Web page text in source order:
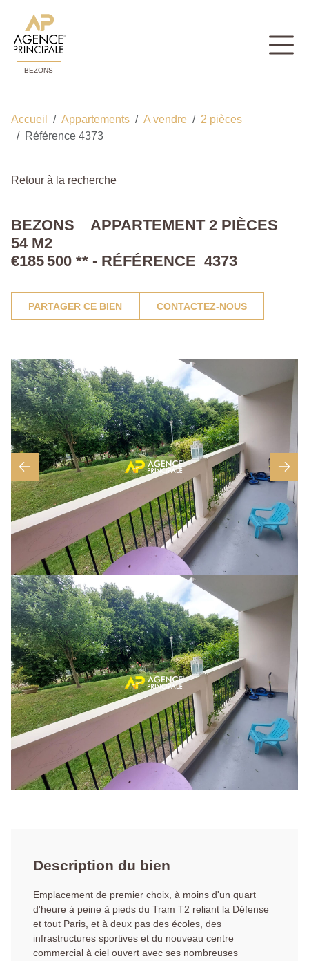
BEZONS
Accueil Appartements A vendre
2 pièces
Référence 4373
Retour à la recherche
BEZONS _ APPARTEMENT 2 PIÈCES
54 M2
€185 500 ** - RÉFÉRENCE 4373
PARTAGER CE BIEN CONTACTEZ-NOUS
Description du bien
Emplacement de premier choix, à moins d'un quart
d'heure à peine à pieds du Tram T2 reliant la Défense
et tout Paris, et à deux pas des écoles, des
infrastructures sportives et du nouveau centre
commercial à ciel ouvert avec ses nombreuses